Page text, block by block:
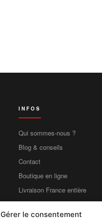
Gérer le consentement
INFOS
Qui sommes-nous ?
Blog & conseils
Contact
Boutique en ligne
Livraison France entière
Mentions légales